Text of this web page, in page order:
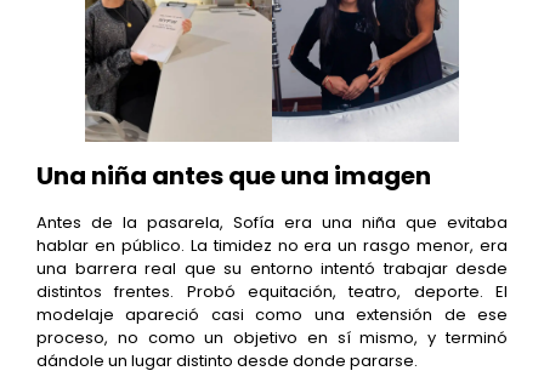
Una niña antes que una imagen
Antes de la pasarela, Sofía era una niña que evitaba
hablar en público. La timidez no era un rasgo menor, era
una barrera real que su entorno intentó trabajar desde
distintos frentes. Probó equitación, teatro, deporte. El
modelaje apareció casi como una extensión de ese
proceso, no como un objetivo en sí mismo, y terminó
dándole un lugar distinto desde donde pararse.